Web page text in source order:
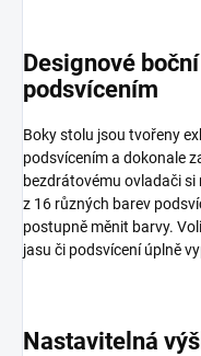
Designové
podsvícením
Boky stolu jsou tvořeny
podsvícením a dokonale
bezdrátovému ovladači
z 16 různých barev
postupně měnit barvy.
jasu či podsvícení úplně
Nastavitelná